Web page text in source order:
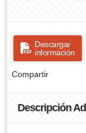
Descargar
información
Compartir
Descripción